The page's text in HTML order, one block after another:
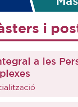
i
a les